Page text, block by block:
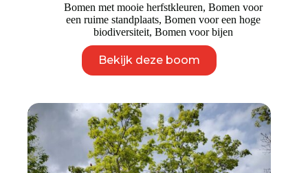
Bomen met mooie herfstkleuren, Bomen voor
een ruime standplaats, Bomen voor een hoge
biodiversiteit, Bomen voor bijen
Bekijk deze boom
product
heeft
Deze
optie
kan
gekozen
worden